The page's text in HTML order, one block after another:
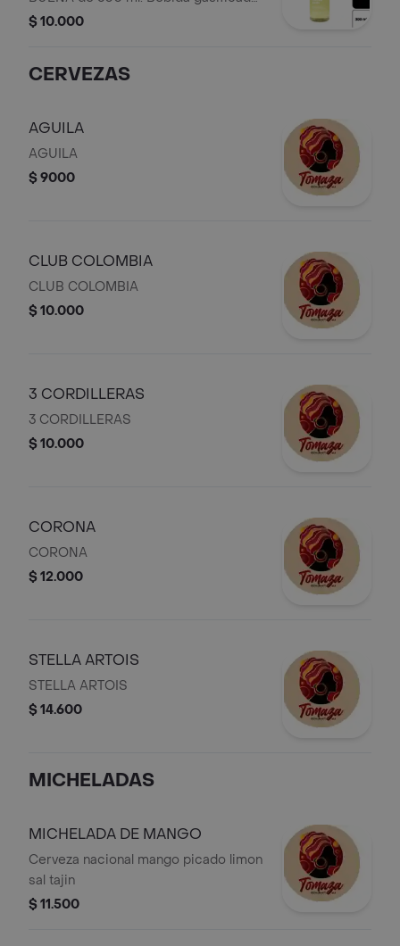
que contiene edulcorantes.
$ 10.000
CERVEZAS
AGUILA
AGUILA
$ 9000
CLUB COLOMBIA
CLUB COLOMBIA
$ 10.000
3 CORDILLERAS
3 CORDILLERAS
$ 10.000
CORONA
CORONA
$ 12.000
STELLA ARTOIS
STELLA ARTOIS
$ 14.600
MICHELADAS
MICHELADA DE MANGO
Cerveza nacional mango picado limon
sal tajin
$ 11.500